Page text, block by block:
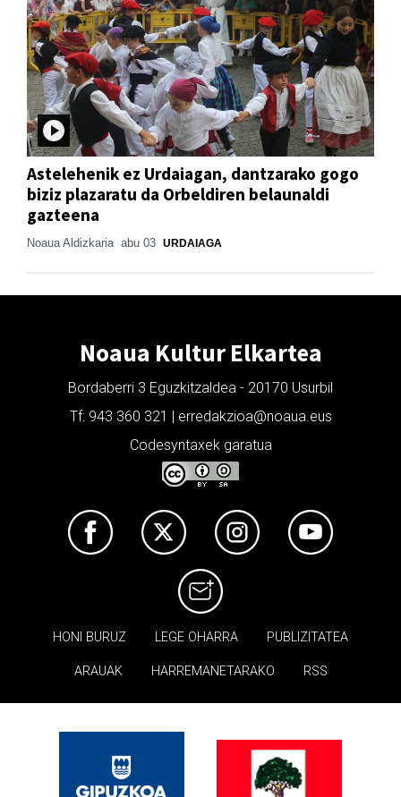
Astelehenik ez Urdaiagan, dantzarako gogo
biziz plazaratu da Orbeldiren belaunaldi
gazteena
Noaua Aldizkaria abu 03 URDAIAGA
Noaua Kultur Elkartea
Bordaberri 3 Eguzkitzaldea - 20170 Usurbil
Tf: 943 360 321 | erredakzioa@noaua.eus
Codesyntaxek garatua
HONI BURUZ LEGE OHARRA PUBLIZITATEA
ARAUAK HARREMANETARAKO RSS